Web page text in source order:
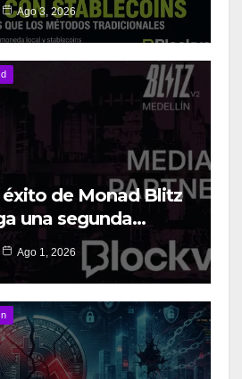
Ago 3, 2026
éxito de Monad Blitz
una segunda…
Ago 1, 2026